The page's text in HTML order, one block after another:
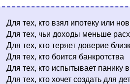
Для тех, кто взял ипотеку или
Для тех, чьи доходы меньше
Для тех, кто теряет доверие
Для тех, кто боится банкротства
Для тех, кто испытывает панику
Для тех, кто хочет создать для